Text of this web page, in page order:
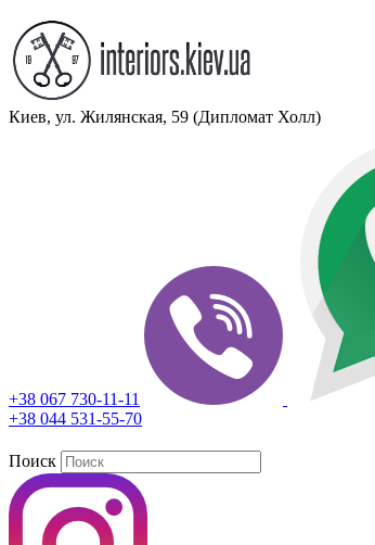
Киев, ул. Жилянская, 59 (Дипломат Холл)
+38 067 730-11-11
+38 044 531-55-70
Поиск